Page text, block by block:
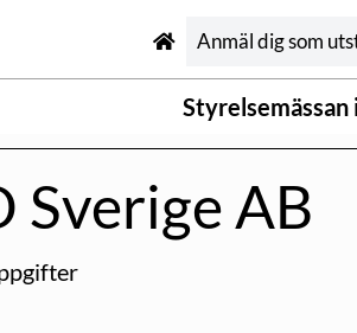
Anmäl dig som
Styrelsemässan
Sverige AB